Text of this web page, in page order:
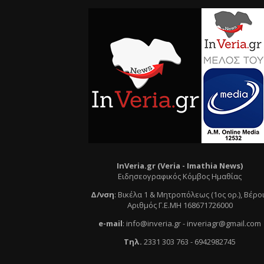
InVeria.gr (Veria - Ιmathia News)
Ειδησεογραφικός Κόμβος Ημαθίας
Δ/νση: Βικέλα 1 & Μητροπόλεως (1ος ορ.),
Αριθμός Γ.Ε.ΜΗ 168671726000
e-mail: info@inveria.gr- inveriagr@gmail.com
Τηλ. 2331 303 763 - 6942982745